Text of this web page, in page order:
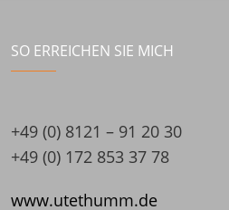
SO ERREICHEN SIE MICH
+49 (0) 8121 – 91 20 30
+49 (0) 172 853 37 78
www.utethumm.de